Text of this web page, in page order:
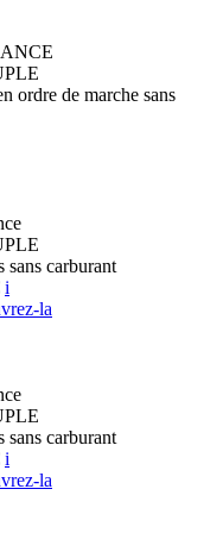
ordre de marche sans
sans carburant
i
la
sans carburant
i
la